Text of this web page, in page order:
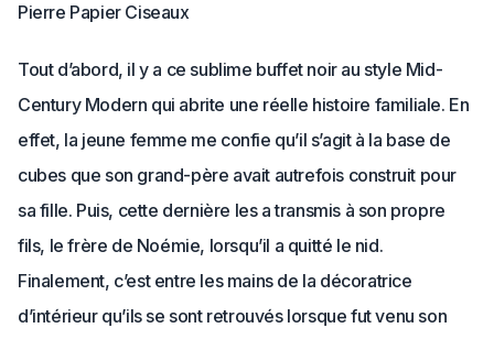
Pierre Papier Ciseaux
Tout d’abord, il y a ce sublime buffet noir au style Mid-
Century Modern qui abrite une réelle histoire familiale. En
effet, la jeune femme me confie qu’il s’agit à la base de
cubes que son grand-père avait autrefois construit pour
sa fille. Puis, cette dernière les a transmis à son propre
fils, le frère de Noémie, lorsqu’il a quitté le nid.
Finalement, c’est entre les mains de la décoratrice
d’intérieur qu’ils se sont retrouvés lorsque fut venu son